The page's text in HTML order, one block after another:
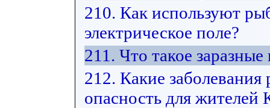
210. Как используют
электрическое поле?
211. Что такое
212. Какие
опасность для жителей